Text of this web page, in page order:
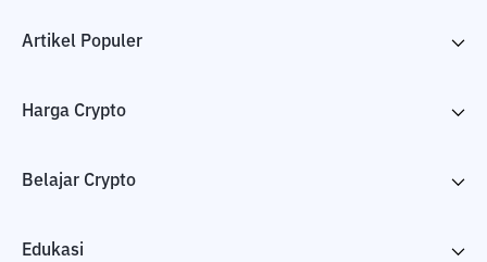
Artikel Populer
Harga Crypto
Belajar Crypto
Edukasi